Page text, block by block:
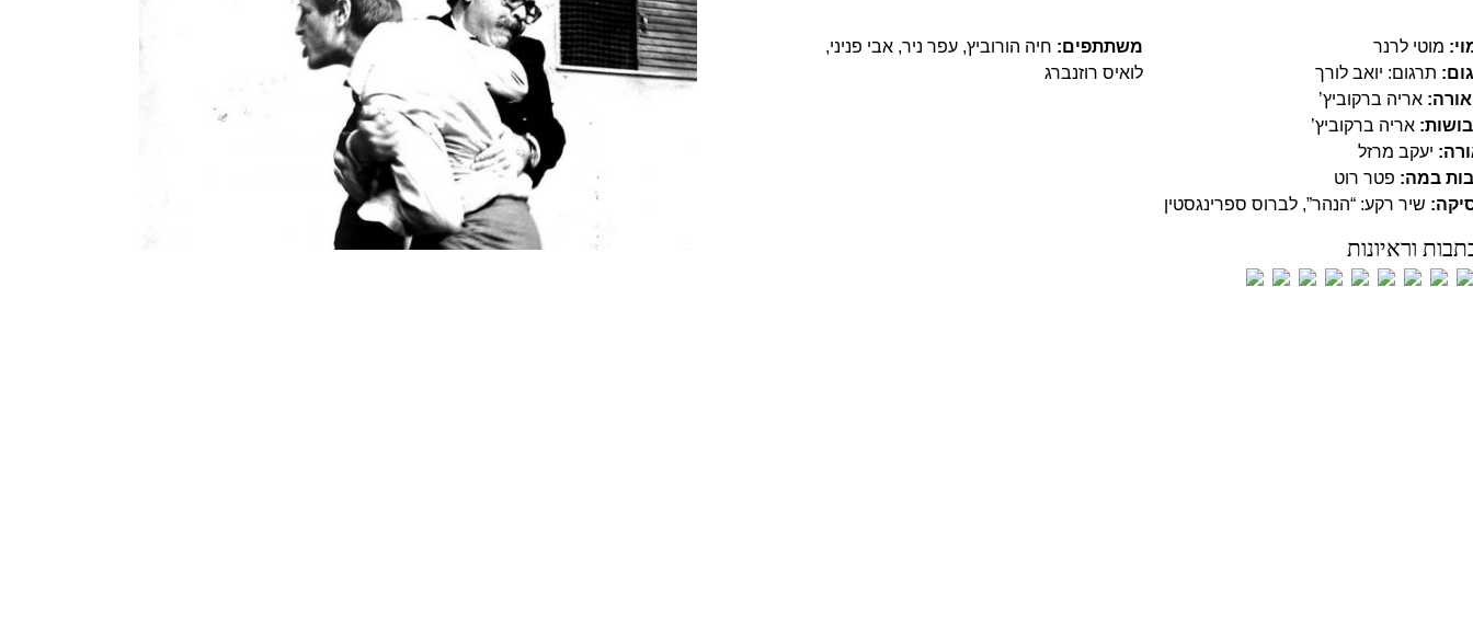
משתתפים: חיה הורוביץ, עפר ניר, אבי פניני,
לואיס רוזנברג
מוטי לרנר
תרגום: יואב לורך
אריה ברקוביץ’
אריה ברקוביץ’
יעקב מרזל
במה: פטר רוט
שיר רקע: “הנהר”, לברוס ספרינגסטין
וראיונות